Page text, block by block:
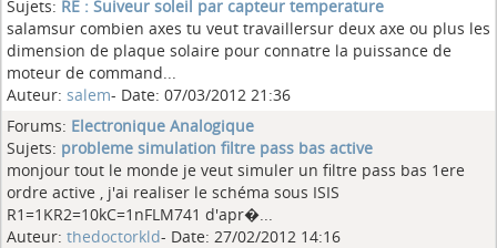
Sujets: RE : Suiveur soleil par capteur temperature
salamsur combien axes tu veut travaillersur deux axe ou plus les
dimension de plaque solaire pour connatre la puissance de
moteur de command...
Auteur: salem- Date: 07/03/2012 21:36
Forums: Electronique Analogique
Sujets: probleme simulation filtre pass bas active
monjour tout le monde je veut simuler un filtre pass bas 1ere
ordre active , j'ai realiser le schéma sous ISIS
R1=1KR2=10kC=1nFLM741 d'apr�...
Auteur: thedoctorkld- Date: 27/02/2012 14:16